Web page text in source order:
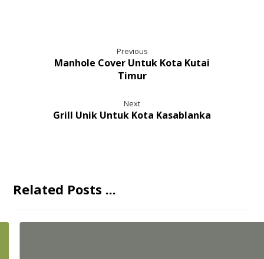
Previous
Manhole Cover Untuk Kota Kutai
Timur
Next
Grill Unik Untuk Kota Kasablanka
Related Posts ...